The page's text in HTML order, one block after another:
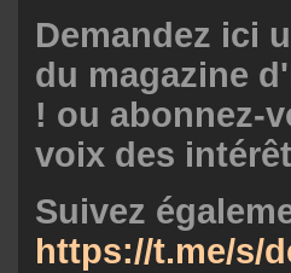
Demandez ici
du magazine
! ou abonnez-
voix des
Suivez
https://t.me/s/